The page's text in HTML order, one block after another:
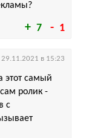
7 1
этот самый
ролик -
с
29.11.2021 в 15:23